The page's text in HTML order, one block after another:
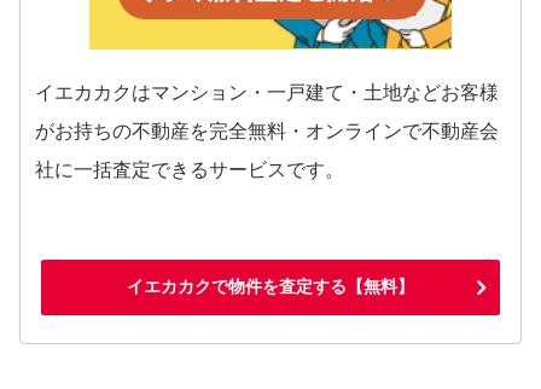
イエカカクはマンション・一戸建て・土地などお客様
がお持ちの不動産を完全無料・オンラインで不動産会
社に一括査定できるサービスです。
イエカカクで物件を査定する【無料】